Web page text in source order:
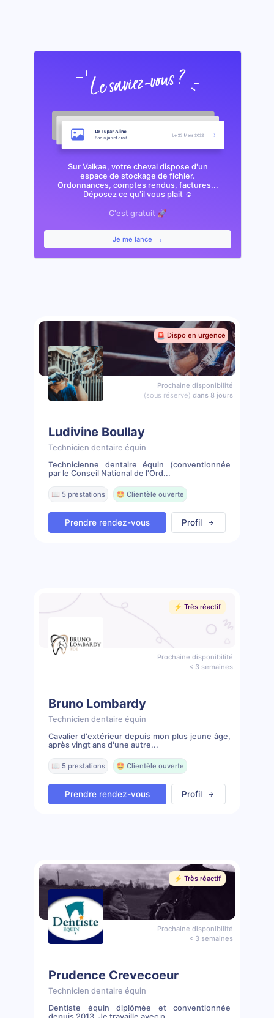
Sur Valkae, votre cheval dispose d'un
espace de stockage de fichier.
Ordonnances, comptes rendus, factures...
Déposez ce qu'il vous plait ☺️
C'est gratuit 🚀
Je me lance
🚨 Dispo en urgence
Prochaine disponibilité
(sous réserve) dans 8 jours
Ludivine Boullay
Technicien dentaire équin
Technicienne dentaire équin (conventionnée
par le Conseil National de l'Ord...
📖 5 prestations 🤩 Clientèle ouverte
Prendre rendez-vous Profil
⚡️ Très réactif
Prochaine disponibilité
< 3 semaines
Bruno Lombardy
Technicien dentaire équin
Cavalier d'extérieur depuis mon plus jeune âge,
après vingt ans d'une autre...
📖 5 prestations 🤩 Clientèle ouverte
Prendre rendez-vous Profil
⚡️ Très réactif
Prochaine disponibilité
< 3 semaines
Prudence Crevecoeur
Technicien dentaire équin
Dentiste équin diplômée et conventionnée